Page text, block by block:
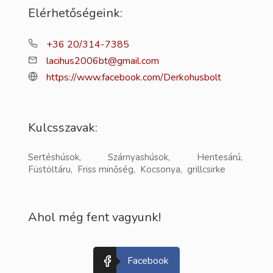
Elérhetőségeink:
+36 20/314-7385
lacihus2006bt@gmail.com
https://www.facebook.com/Derkohusbolt
Kulcsszavak:
Sertéshúsok, Szárnyashúsok, Hentesárú,
Füstöltáru, Friss minőség, Kocsonya, grillcsirke
Ahol még fent vagyunk!
Facebook